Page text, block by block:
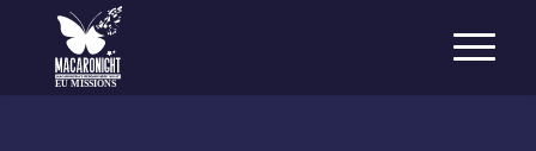
EU MISSIONS